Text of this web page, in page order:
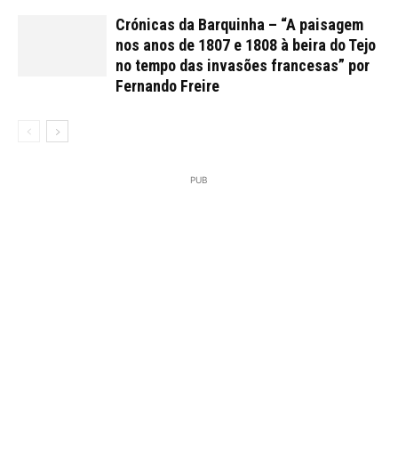
Crónicas da Barquinha – “A paisagem
nos anos de 1807 e 1808 à beira do Tejo
no tempo das invasões francesas” por
Fernando Freire
PUB